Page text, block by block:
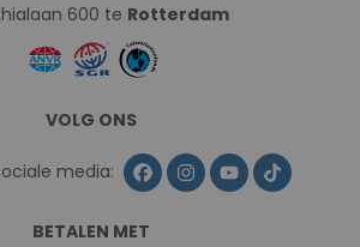
600 te Rotterdam
VOLG ONS
media:
BETALEN MET